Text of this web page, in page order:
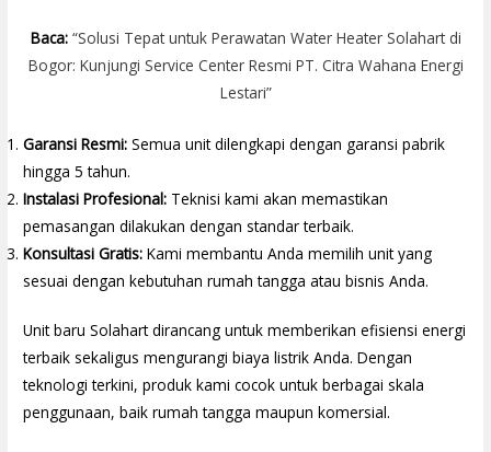
Baca: “Solusi Tepat untuk Perawatan Water Heater Solahart di
Bogor: Kunjungi Service Center Resmi PT. Citra Wahana Energi
Lestari”
Garansi Resmi: Semua unit dilengkapi dengan garansi pabrik
hingga 5 tahun.
Instalasi Profesional: Teknisi kami akan memastikan
pemasangan dilakukan dengan standar terbaik.
Konsultasi Gratis: Kami membantu Anda memilih unit yang
sesuai dengan kebutuhan rumah tangga atau bisnis Anda.
Unit baru Solahart dirancang untuk memberikan efisiensi energi
terbaik sekaligus mengurangi biaya listrik Anda. Dengan
teknologi terkini, produk kami cocok untuk berbagai skala
penggunaan, baik rumah tangga maupun komersial.